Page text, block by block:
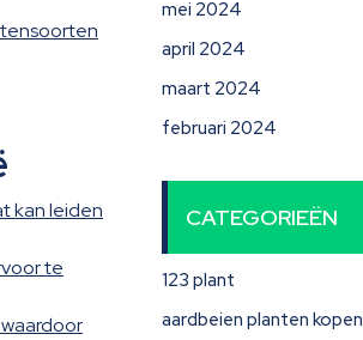
kan leiden
te
mei 2024
april 2024
maart 2024
februari 2024
CATEGORIEËN
123 plant
aardbeien planten kopen